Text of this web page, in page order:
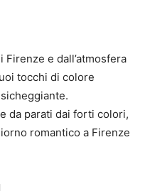
e dall’atmosfera
tocchi di colore
da parati dai forti colori,
romantico a Firenze